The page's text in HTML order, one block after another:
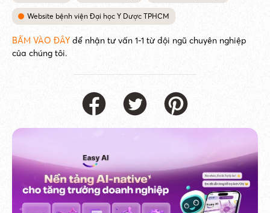
Website bệnh viện Đại học Y Dược TPHCM
BẤM VÀO ĐÂY để nhận tư vấn 1-1 từ đội ngũ chuyên nghiệp
của chúng tôi.